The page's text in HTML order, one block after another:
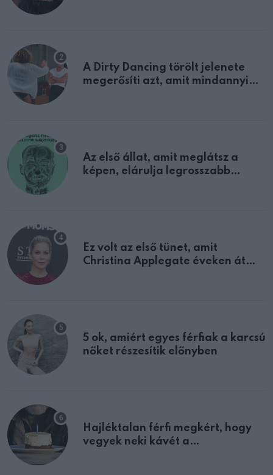
A Dirty Dancing törölt jelenete
megerősíti azt, amit mindannyian
Az első állat, amit meglátsz a
képen, elárulja legrosszabb
Ez volt az első tünet, amit
Christina Applegate éveken át
5 ok, amiért egyes férfiak a karcsú
nőket részesítik előnyben
Hajléktalan férfi megkért, hogy
vegyek neki kávét a